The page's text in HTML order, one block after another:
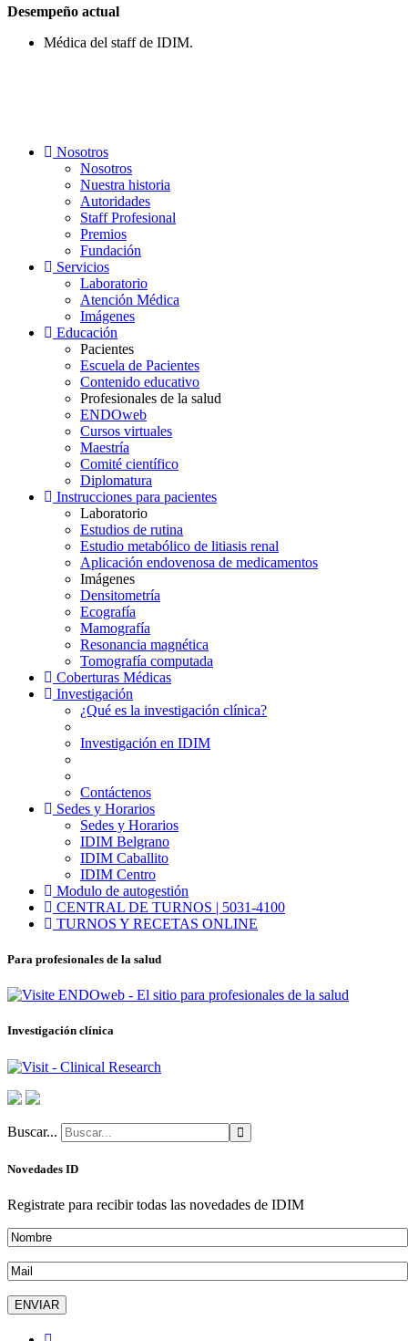
Desempeño actual
Médica del staff de IDIM.
Nosotros
Nosotros
Nuestra historia
Autoridades
Staff Profesional
Premios
Fundación
Servicios
Laboratorio
Atención Médica
Imágenes
Educación
Pacientes
Escuela de Pacientes
Contenido educativo
Profesionales de la salud
ENDOweb
Cursos virtuales
Maestría
Comité científico
Diplomatura
Instrucciones para pacientes
Laboratorio
Estudios de rutina
Estudio metabólico de litiasis renal
Aplicación endovenosa de medicamentos
Imágenes
Densitometría
Ecografía
Mamografía
Resonancia magnética
Tomografía computada
Coberturas Médicas
Investigación
¿Qué es la investigación clínica?
Investigación en IDIM
Contáctenos
Sedes y Horarios
Sedes y Horarios
IDIM Belgrano
IDIM Caballito
IDIM Centro
Modulo de autogestión
CENTRAL DE TURNOS | 5031-4100
TURNOS Y RECETAS ONLINE
Para profesionales de la salud
Investigación clínica
Buscar...
Novedades ID
Registrate para recibir todas las novedades de IDIM